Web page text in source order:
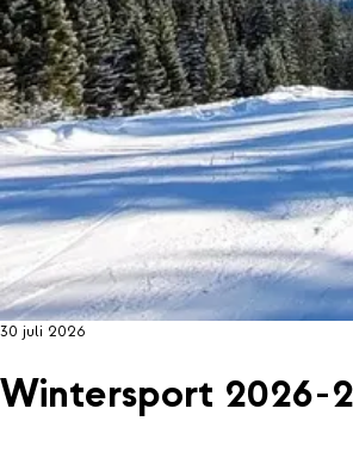
30 juli 2026
Wintersport 2026-